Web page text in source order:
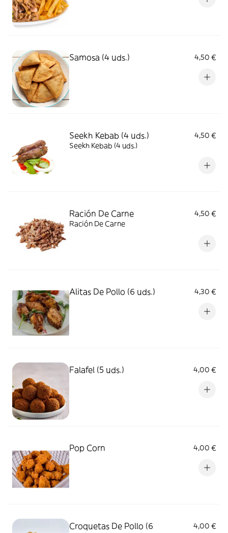
Samosa (4 uds.) 4,50 €
Seekh Kebab (4 uds.)
4,50 €
Seekh Kebab (4 uds.)
Ración De Carne
4,50 €
Ración De Carne
Alitas De Pollo (6 uds.) 4,30 €
Falafel (5 uds.) 4,00 €
Pop Corn 4,00 €
Croquetas De Pollo (6
4,00 €